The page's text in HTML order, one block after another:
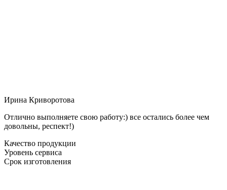
Ирина Криворотова
Отлично выполняете свою работу:) все остались более чем
довольны, респект!)
Качество продукции
Уровень сервиса
Срок изготовления